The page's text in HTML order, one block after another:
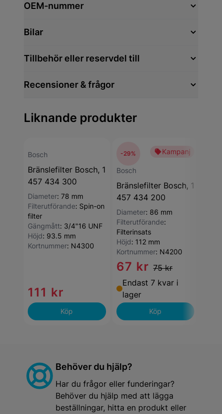
OEM-nummer
Bilar
Tillbehör eller reservdel till
Recensioner & frågor
Liknande produkter
Bosch
Bränslefilter Bosch, 1
457 434 300
Diameter: 78 mm
Filterutförande: Spin-on
filter
Gängmått: 3/4"16 UNF
Höjd: 93.5 mm
Kortnummer: N4300
111 kr
Köp
Kampanj
Bosch
Bränslefilter Bosch, 1
457 434 200
Diameter: 86 mm
Filterutförande:
Filterinsats
Höjd: 112 mm
Kortnummer: N4200
-29%
67 kr 75 kr
Endast 7 kvar i
lager
Köp
Behöver du hjälp?
Har du frågor eller funderingar?
Behöver du hjälp med att lägga
beställningar, hitta en produkt eller